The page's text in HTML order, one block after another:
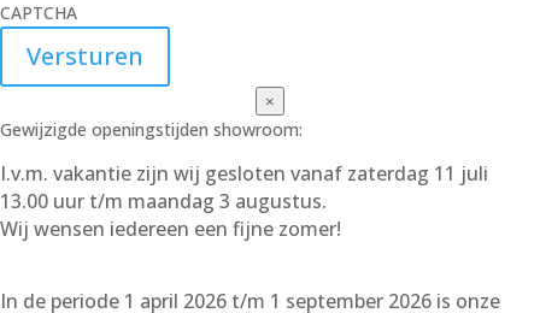
CAPTCHA
×
Gewijzigde openingstijden showroom:
I.v.m. vakantie zijn wij gesloten vanaf zaterdag 11 juli
13.00 uur t/m maandag 3 augustus.
Wij wensen iedereen een fijne zomer!
In de periode 1 april 2026 t/m 1 september 2026 is onze